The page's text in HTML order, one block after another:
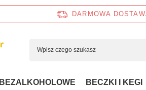
DARMOWA
BEZALKOHOLOWE BECZKI I KEGI